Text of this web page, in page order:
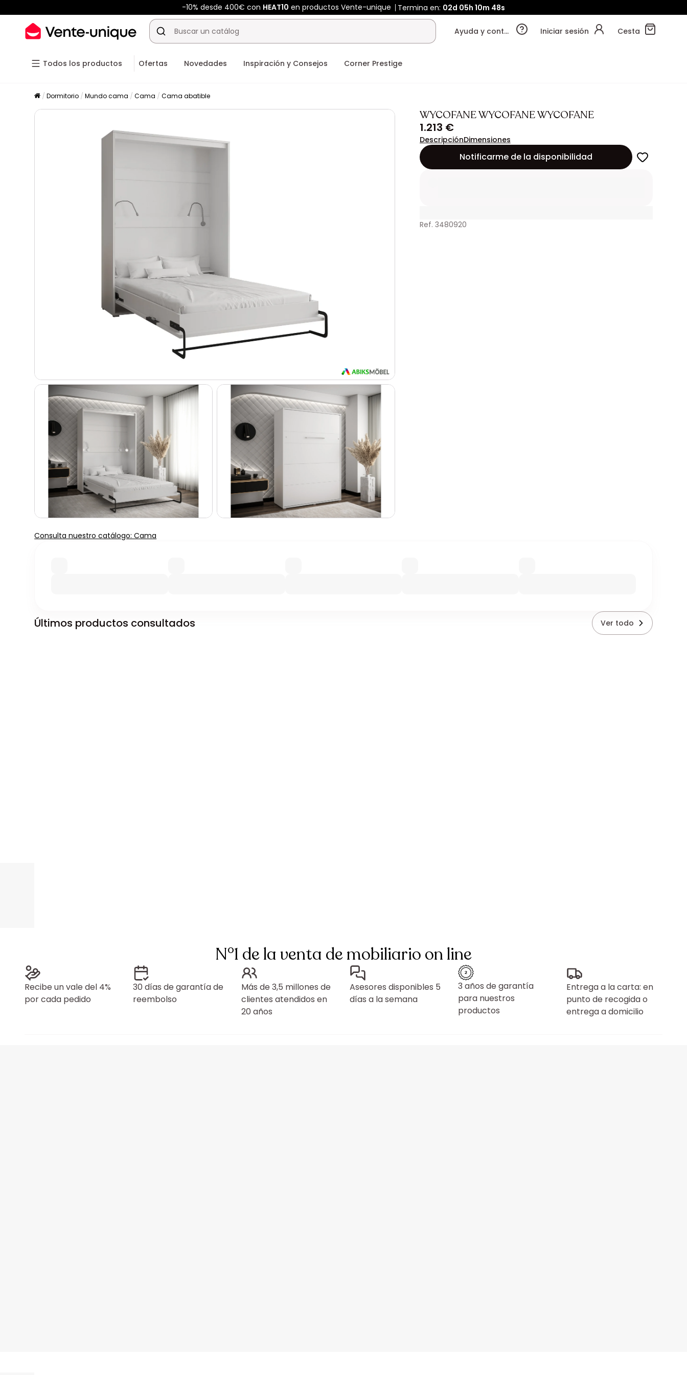
-10% desde 400€ con HEAT10 en productos Vente-unique Termina en: 02d 05h 10m 46s
Ayuda y contacto Iniciar sesión Cesta
Todos los productos Ofertas Novedades Inspiración y Consejos Corner Prestige
Dormitorio Mundo cama Cama Cama abatible
WYCOFANE WYCOFANE WYCOFANE
1.213 €
DescripciónDimensiones
Notificarme de la disponibilidad
Ref. 3480920
Consulta nuestro catálogo: Cama
Últimos productos consultados Ver todo
N°1 de la venta de mobiliario on line
Recibe un vale del 4%
por cada pedido
30 días de garantía de
reembolso
Más de 3,5 millones de
clientes atendidos en
20 años
Asesores disponibles 5
días a la semana
3 años de garantía
para nuestros
productos
Entrega a la carta: en
punto de recogida o
entrega a domicilio